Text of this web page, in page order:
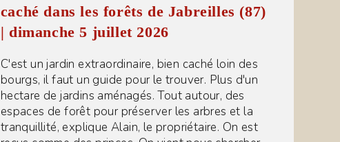
caché dans les forêts de Jabreilles (87)
| dimanche 5 juillet 2026
C'est un jardin extraordinaire, bien caché loin des
bourgs, il faut un guide pour le trouver. Plus d'un
hectare de jardins aménagés. Tout autour, des
espaces de forêt pour préserver les arbres et la
tranquillité, explique Alain, le propriétaire. On est